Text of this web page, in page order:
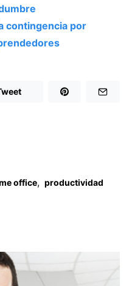
contingencia por
office, productividad